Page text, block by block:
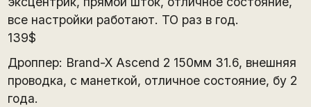
все настройки работают. ТО раз в год.
139$
Дроппер: Brand-X Ascend 2 150мм 31.6, внешняя
проводка, с манеткой, отличное состояние, бу 2
года.